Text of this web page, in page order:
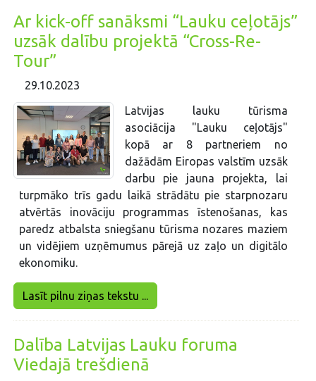
Ar kick-off sanāksmi “Lauku ceļotājs”
uzsāk dalību projektā “Cross-Re-
Tour”
29.10.2023
Latvijas lauku tūrisma
asociācija "Lauku ceļotājs"
kopā ar 8 partneriem no
dažādām Eiropas valstīm uzsāk
darbu pie jauna projekta, lai
turpmāko trīs gadu laikā strādātu pie starpnozaru
atvērtās inovāciju programmas īstenošanas, kas
paredz atbalsta sniegšanu tūrisma nozares maziem
un vidējiem uzņēmumus pārejā uz zaļo un digitālo
ekonomiku.
Lasīt pilnu ziņas tekstu ...
Dalība Latvijas Lauku foruma
Viedajā trešdienā